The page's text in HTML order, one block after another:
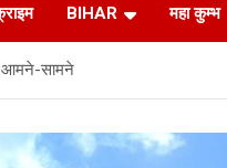
BIHAR महा कुम्भ
आमने-सामने